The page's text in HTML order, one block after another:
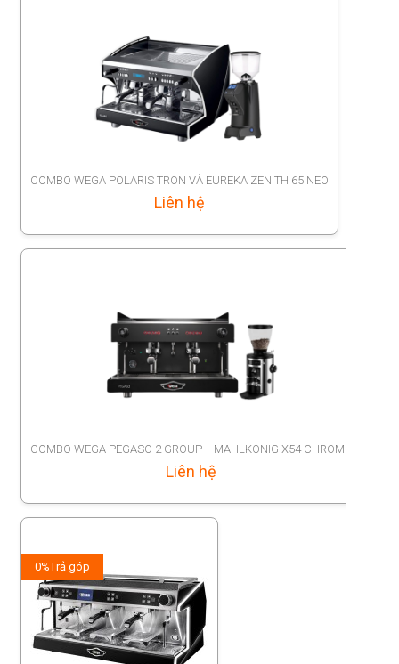
COMBO WEGA POLARIS TRON VÀ EUREKA ZENITH 65 NEO
Liên hệ
COMBO WEGA PEGASO 2 GROUP + MAHLKONIG X54 CHROME
Liên hệ
0%Trả góp